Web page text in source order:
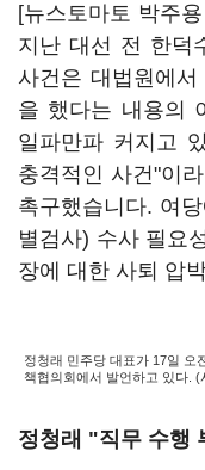
[뉴스토마토 박주
지난 대선 전 한덕
사건은 대법원에
을 했다는 내용의
일파만파 커지고
충격적인 사건"이
촉구했습니다. 여
별검사) 수사 필요
장에 대한 사퇴 압
정청래 민주당 대표가 17일 오
책협의회에서 발언하고 있다. (
정청래 "직무 수행